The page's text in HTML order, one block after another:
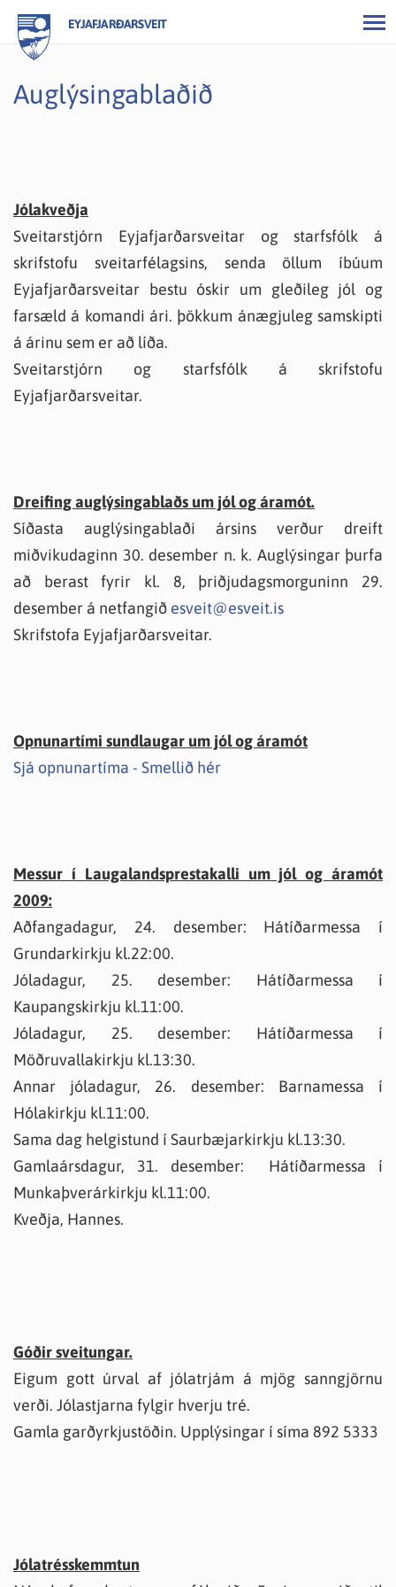
EYJAFJARÐARSVEIT
Auglýsingablaðið
Jólakveðja
Sveitarstjórn Eyjafjarðarsveitar og starfsfólk á
skrifstofu sveitarfélagsins, senda öllum íbúum
Eyjafjarðarsveitar bestu óskir um gleðileg jól og
farsæld á komandi ári. þökkum ánægjuleg samskipti
á árinu sem er að líða.
Sveitarstjórn og starfsfólk á skrifstofu
Eyjafjarðarsveitar.
Dreifing auglýsingablaðs um jól og áramót.
Síðasta auglýsingablaði ársins verður dreift
miðvikudaginn 30. desember n. k. Auglýsingar þurfa
að berast fyrir kl. 8, þriðjudagsmorguninn 29.
desember á netfangið esveit@esveit.is
Skrifstofa Eyjafjarðarsveitar.
Opnunartími sundlaugar um jól og áramót
Sjá opnunartíma - Smellið hér
Messur í Laugalandsprestakalli um jól og áramót
2009:
Aðfangadagur, 24. desember: Hátíðarmessa í
Grundarkirkju kl.22:00.
Jóladagur, 25. desember: Hátíðarmessa í
Kaupangskirkju kl.11:00.
Jóladagur, 25. desember: Hátíðarmessa í
Möðruvallakirkju kl.13:30.
Annar jóladagur, 26. desember: Barnamessa í
Hólakirkju kl.11:00.
Sama dag helgistund í Saurbæjarkirkju kl.13:30.
Gamlaársdagur, 31. desember: Hátíðarmessa í
Munkaþverárkirkju kl.11:00.
Kveðja, Hannes.
Góðir sveitungar.
Eigum gott úrval af jólatrjám á mjög sanngjörnu
verði. Jólastjarna fylgir hverju tré.
Gamla garðyrkjustöðin. Upplýsingar í síma 892 5333
Jólatrésskemmtun